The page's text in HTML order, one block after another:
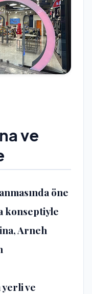
ve
öne
konseptiyle
Arneh
yerli ve